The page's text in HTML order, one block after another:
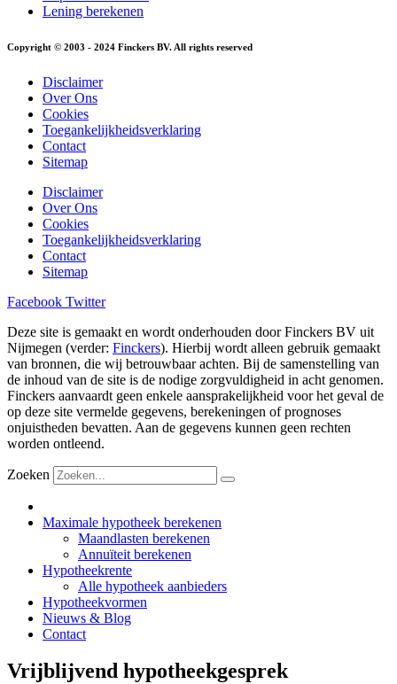
Lening berekenen
Copyright © 2003 - 2024 Finckers BV. All rights reserved
Disclaimer
Over Ons
Cookies
Toegankelijkheidsverklaring
Contact
Sitemap
Disclaimer
Over Ons
Cookies
Toegankelijkheidsverklaring
Contact
Sitemap
Facebook Twitter
Deze site is gemaakt en wordt onderhouden door Finckers BV uit
Nijmegen (verder: Finckers). Hierbij wordt alleen gebruik gemaakt
van bronnen, die wij betrouwbaar achten. Bij de samenstelling van
de inhoud van de site is de nodige zorgvuldigheid in acht genomen.
Finckers aanvaardt geen enkele aansprakelijkheid voor het geval de
op deze site vermelde gegevens, berekeningen of prognoses
onjuistheden bevatten. Aan de gegevens kunnen geen rechten
worden ontleend.
Zoeken
Maximale hypotheek berekenen
Maandlasten berekenen
Annuïteit berekenen
Hypotheekrente
Alle hypotheek aanbieders
Hypotheekvormen
Nieuws & Blog
Contact
Vrijblijvend hypotheekgesprek